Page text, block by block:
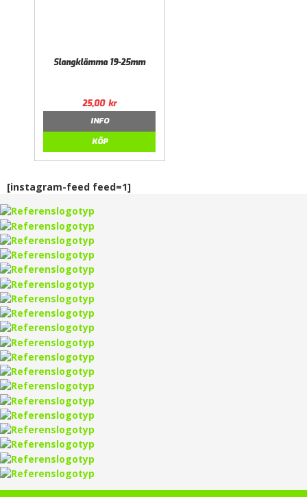
Slangklämma 19-25mm
25,00 kr
INFO
KÖP
[instagram-feed feed=1]